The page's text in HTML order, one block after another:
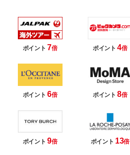
ポイント 7倍 ポイント4倍
ポイント6倍 ポイント8倍
ポイント9倍 ポイント 13倍